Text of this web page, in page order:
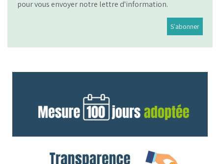
pour vous envoyer notre lettre d'information.